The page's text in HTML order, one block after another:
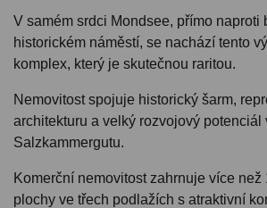
V samém srdci Mondsee, přímo naproti
historickém náměstí, se nachází tento
komplex, který je skutečnou raritou.
Nemovitost spojuje historický šarm,
architekturu a velký rozvojový
Salzkammergutu.
Komerční nemovitost zahrnuje více než
plochy ve třech podlažích s atraktivní